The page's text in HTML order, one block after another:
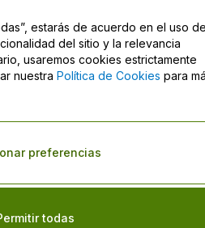
Contacto
GmbH 2026 Datos de la Empresa
la aceptación de los
Móviles
estarás de acuerdo en el uso
del sitio y la relevancia
usaremos cookies estrictamente
nuestra Política de Cookies para
todas
preferencias